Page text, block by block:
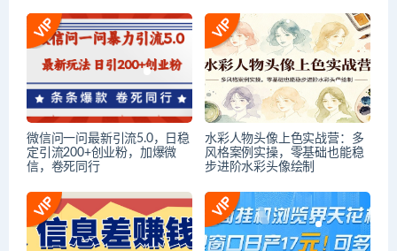
微信问一问最新引流5.0，日稳
定引流200+创业粉，加爆微
信，卷死同行
水彩人物头像上色实战营：多
风格案例实操，零基础也能稳
步进阶水彩头像绘制